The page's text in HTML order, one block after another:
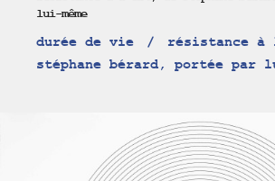
lui-même
durée de vie
résistance
stéphane bérard, portée par